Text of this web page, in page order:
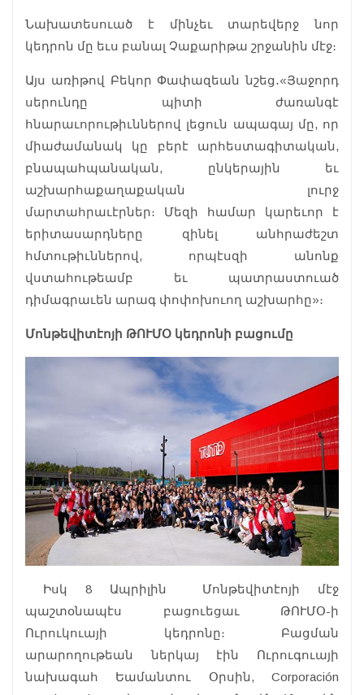
Նախատեսուած է մինչեւ տարեվերջ նոր
կեդրոն մը եւս բանալ Չաքարիթա շրջանին մէջ։
Այս առիթով Բեկոր Փափազեան նշեց․ «Յաջորդ
սերունդը պիտի ժառանգէ
հնարաւորութիւններով լեցուն ապագայ մը, որ
միաժամանակ կը բերէ արհեստագիտական,
բնապահպանական, ընկերային եւ
աշխարհաքաղաքական լուրջ
մարտահրաւէրներ։ Մեզի համար կարեւոր է
երիտասարդները զինել անհրաժեշտ
հմտութիւններով, որպէսզի անոնք
վստահութեամբ եւ պատրաստուած
դիմագրաւեն արագ փոփոխուող աշխարհը»։
Մոնթեվիտէոյի ԹՈՒՄՕ կեդրոնի բացումը
Իսկ 8 Ապրիլին Մոնթեվիտէոյի մէջ
պաշտօնապէս բացուեցաւ ԹՈՒՄՕ-ի
Ուրուկուայի կեդրոնը։ Բացման
արարողութեան ներկայ էին Ուրուգուայի
նախագահ Եամանտու Օրսին, Corporación